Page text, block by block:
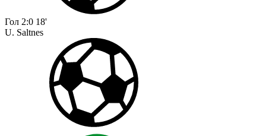
Гол 2:0 18'
U. Saltnes